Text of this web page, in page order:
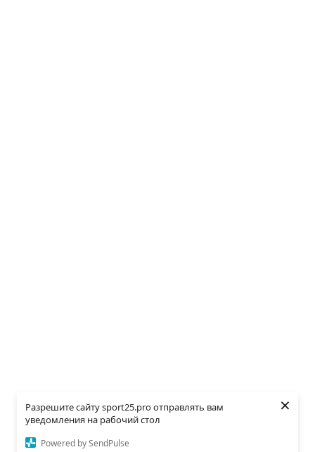
Разрешите сайту sport25.pro отправлять вам
уведомления на рабочий стол
Powered by SendPulse
×